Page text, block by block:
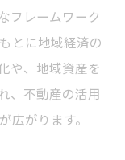
フレームワーク
とに地域経済の
や、地域資産を
、不動産の活用
広がります。